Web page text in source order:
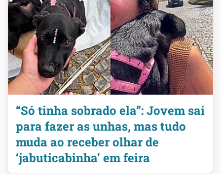
“Só tinha sobrado ela”: Jovem sai
para fazer as unhas, mas tudo
muda ao receber olhar de
‘jabuticabinha’ em feira